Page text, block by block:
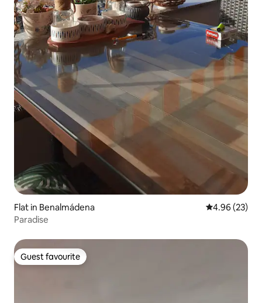
Flat in Benalmádena 4.96 out of 5
4.96 (23)
Paradise
Guest favourite
Guest favourite